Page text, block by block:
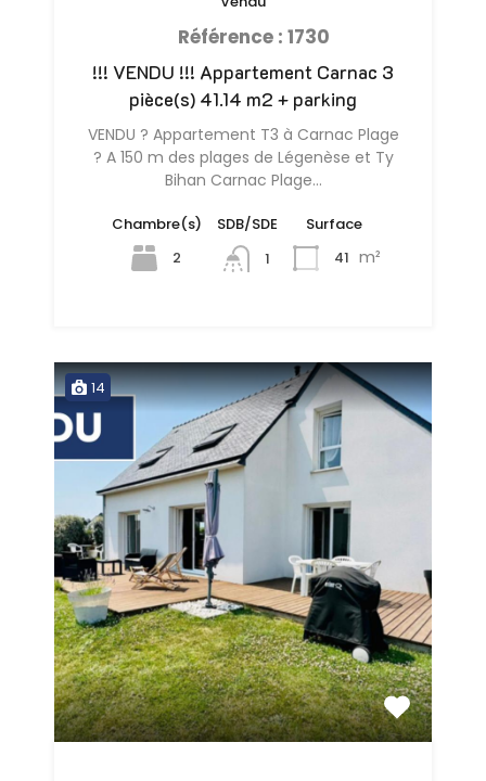
!!! VENDU !!! Appartement Carnac 3
pièce(s) 41.14 m2 + parking
VENDU ? Appartement T3 à Carnac Plage
? A 150 m des plages de Légenèse et Ty
Bihan Carnac Plage…
Chambre(s)
2
SDB/SDE
1
Surface
41 m²
Référence : 1730
14